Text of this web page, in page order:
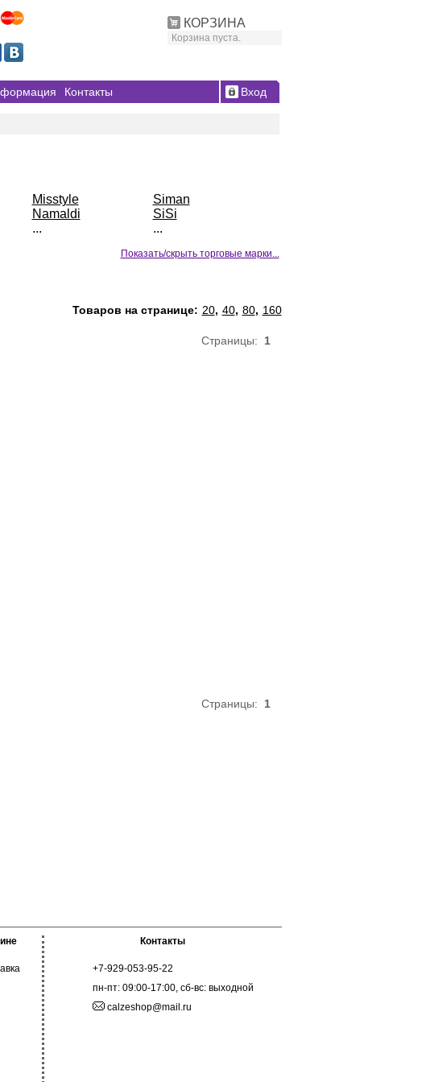
КОРЗИНА
Корзина пуста.
Контакты Вход
Misstyle
Namaldi
...
Siman
SiSi
...
Показать/скрыть торговые марки...
Товаров на странице: 20, 40, 80, 160
Страницы: 1
Страницы: 1
Контакты
+7-929-053-95-22
пн-пт: 09:00-17:00, сб-вс: выходной
calzeshop@mail.ru